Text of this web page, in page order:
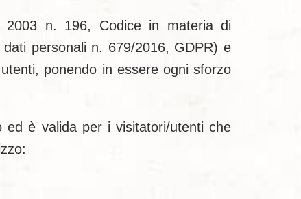
2003 n. 196, Codice in materia di
personali n. 679/2016, GDPR) e
ponendo in essere ogni sforzo
ed è valida per i visitatori/utenti che